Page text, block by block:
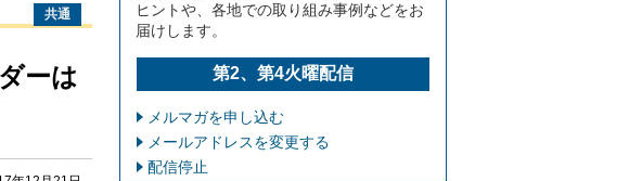
共通
ーは
ヒントや、各地での取り組み事例などをお
届けします。
第2、第4火曜配信
メルマガを申し込む
メールアドレスを変更する
配信停止